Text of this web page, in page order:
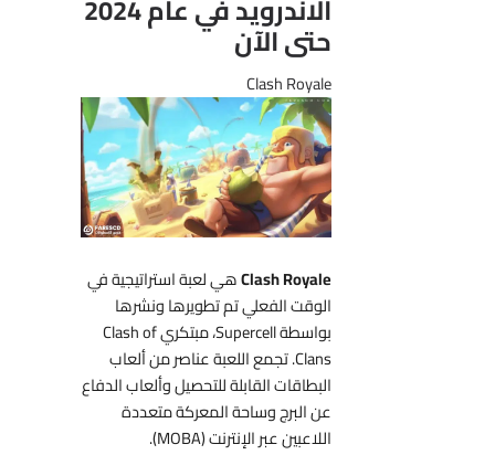
الاندرويد في عام 2024
حتى الآن
Clash Royale
Clash Royaleهي لعبة استراتيجية في
الوقت الفعلي تم تطويرها ونشرها
بواسطة Supercell، مبتكري Clash of
Clans. تجمع اللعبة عناصر من ألعاب
البطاقات القابلة للتحصيل وألعاب الدفاع
عن البرج وساحة المعركة متعددة
اللاعبين عبر الإنترنت (MOBA).